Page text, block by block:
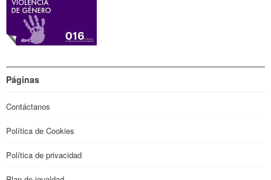
Páginas
Contáctanos
Política de Cookies
Política de privacidad